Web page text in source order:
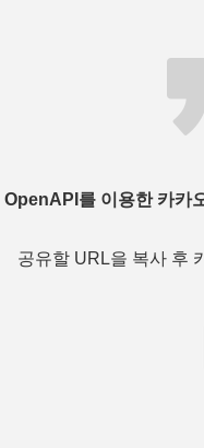
OpenAPI를 이용한 카카
공유할 URL을 복사 후